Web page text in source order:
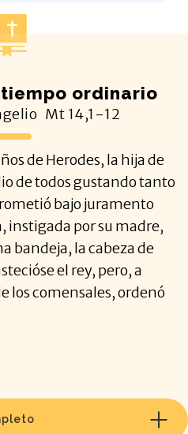
ordinario
Mt 14,1-12
de Herodes, la hija de
de todos gustando tanto
bajo juramento
instigada por su madre,
bandeja, la cabeza de
el rey, pero, a
los comensales, ordenó